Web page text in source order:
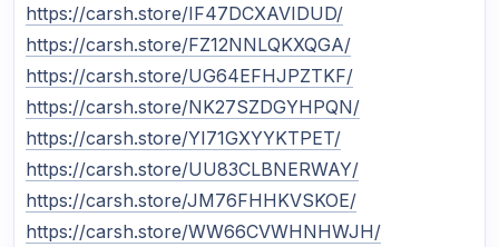
https://carsh.store/IF47DCXAVIDUD/
https://carsh.store/FZ12NNLQKXQGA/
https://carsh.store/UG64EFHJPZTKF/
https://carsh.store/NK27SZDGYHPQN/
https://carsh.store/YI71GXYYKTPET/
https://carsh.store/UU83CLBNERWAY/
https://carsh.store/JM76FHHKVSKOE/
https://carsh.store/WW66CVWHNHWJH/